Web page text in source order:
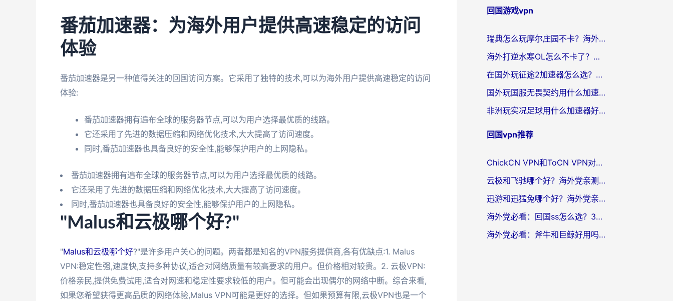
番茄加速器：为海外用户提供高速稳定的访问
体验
番茄加速器是另一种值得关注的回国访问方案。它采用了独特的技术,可以为海外用户提供高速稳定的访问
体验:
番茄加速器拥有遍布全球的服务器节点,可以为用户选择最优质的线路。
它还采用了先进的数据压缩和网络优化技术,大大提高了访问速度。
同时,番茄加速器也具备良好的安全性,能够保护用户的上网隐私。
番茄加速器拥有遍布全球的服务器节点,可以为用户选择最优质的线路。
它还采用了先进的数据压缩和网络优化技术,大大提高了访问速度。
同时,番茄加速器也具备良好的安全性,能够保护用户的上网隐私。
"Malus和云极哪个好?"
"Malus和云极哪个好?"是许多用户关心的问题。两者都是知名的VPN服务提供商,各有优缺点:1. Malus
VPN:稳定性强,速度快,支持多种协议,适合对网络质量有较高要求的用户。但价格相对较贵。2. 云极VPN:
价格亲民,提供免费试用,适合对网速和稳定性要求较低的用户。但可能会出现偶尔的网络中断。综合来看,
如果您希望获得更高品质的网络体验,Malus VPN可能是更好的选择。但如果预算有限,云极VPN也是一个
回国游戏vpn
瑞典怎么玩摩尔庄园不卡？海外党国服游戏加速器终极指南（附非洲欧洲实测）
海外打逆水寒OL怎么不卡了？留学生亲测有效的国服游戏加速指南
在国外玩征途2加速器怎么选？海外玩家告别延迟卡顿的实用指南
国外玩国服无畏契约用什么加速器最好？2026海外玩家实测指南（附台湾跑跑卡丁车解决方案）
非洲玩实况足球用什么加速器好？海外党亲测的国服游戏流畅攻略
回国vpn推荐
ChickCN VPN和ToCN VPN对比哪个回国效果更好？海外党亲测3款加速器后选对了！
云极和飞驰哪个好？海外党亲测3款回国加速器，附避坑指南
迅游和迅猛兔哪个好？海外党亲测回国加速器，附马来西亚玩游戏避坑指南
海外党必看：回国ss怎么选？3步教你无缝刷国内剧玩国服
海外党必看：斧牛和巨鲸好用吗？3分钟选对回国加速器，无缝刷国内剧玩游戏